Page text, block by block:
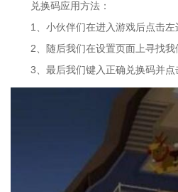
兑换码应用方法：
1、小伙伴们在进入游戏后点击左
2、随后我们在设置页面上寻找我
3、最后我们键入正确兑换码并点